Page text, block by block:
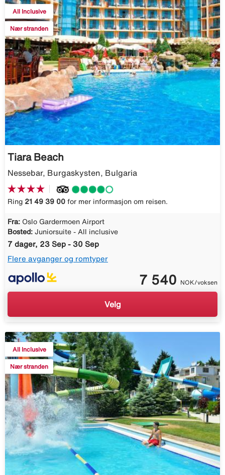
All Inclusive
Nær stranden
Tiara Beach
Nessebar, Burgaskysten, Bulgaria
Ring 21 49 39 00 for mer informasjon om reisen.
Fra: Oslo Gardermoen Airport
Bosted: Juniorsuite - All inclusive
7 dager, 23 Sep - 30 Sep
Flere avganger og romtyper
7 540 NOK/voksen
Velg
All Inclusive
Nær stranden